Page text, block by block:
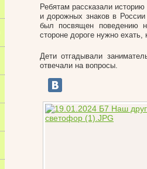
Ребятам рассказали
и дорожных знаков в
был посвящен поведению
стороне дороге нужно ехать,
Дети отгадывали
отвечали на вопросы.